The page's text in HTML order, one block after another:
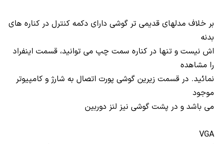
بر خلاف مدلهای قدیمی تر گوشی دارای دکمه کنترل در کناره های
بدنه
اش نیست و تنها در کناره سمت چپ می توانید، قسمت اینفراد
را مشاهده
نمائید. در قسمت زیرین گوشی پورت اتصال به شارژ و کامپیوتر
موجود
می باشد و در پشت گوشی نیز لنز دوربین
VGA